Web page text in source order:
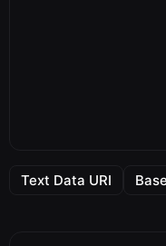
Text Data URI